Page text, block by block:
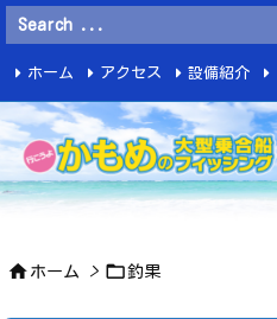
ホーム アクセス 設備紹介
釣 果
 ホーム > 釣果